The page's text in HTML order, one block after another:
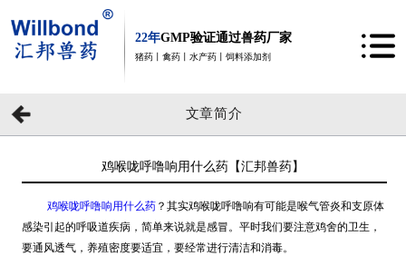
22年GMP验证通过兽药厂家
猪药丨禽药丨水产药丨饲料添加剂
文章简介
鸡喉咙呼噜响用什么药【汇邦兽药】
鸡喉咙呼噜响用什么药？其实鸡喉咙呼噜响有可能是喉气管炎和支原体
感染引起的呼吸道疾病，简单来说就是感冒。平时我们要注意鸡舍的卫生，
要通风透气，养殖密度要适宜，要经常进行清洁和消毒。